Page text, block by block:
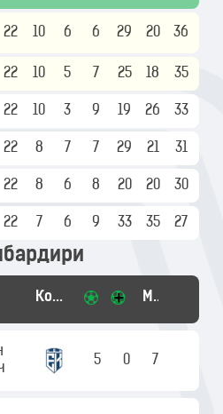
22 10 6 6 29 20 36
22 10 5 7 25 18 35
22 10 3 9 19 26 33
22 8 7 7 29 21 31
22 8 6 8 20 20 30
22 7 6 9 33 35 27
Команда Матчі
5 0 7